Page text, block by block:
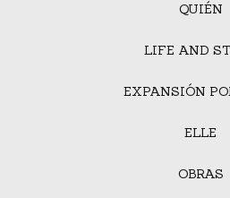
QUIÉN
LIFE AND
EXPANSIÓN
ELLE
OBRAS